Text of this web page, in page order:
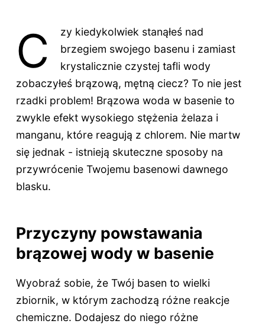
C
zy kiedykolwiek stanąłeś nad
brzegiem swojego basenu i zamiast
krystalicznie czystej tafli wody
zobaczyłeś brązową, mętną ciecz? To nie jest
rzadki problem! Brązowa woda w basenie to
zwykle efekt wysokiego stężenia żelaza i
manganu, które reagują z chlorem. Nie martw
się jednak - istnieją skuteczne sposoby na
przywrócenie Twojemu basenowi dawnego
blasku.
Przyczyny powstawania
brązowej wody w basenie
Wyobraź sobie, że Twój basen to wielki
zbiornik, w którym zachodzą różne reakcje
chemiczne. Dodajesz do niego różne